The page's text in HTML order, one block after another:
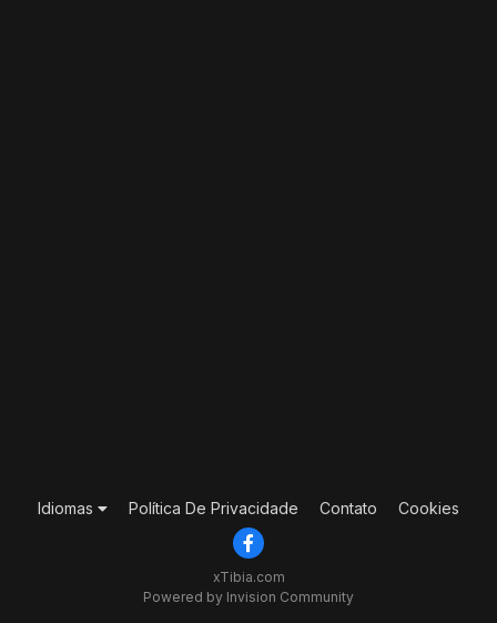
Idiomas Política De Privacidade Contato Cookies
xTibia.com
Powered by Invision Community